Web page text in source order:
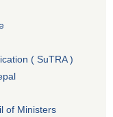
( SuTRA )
of Ministers